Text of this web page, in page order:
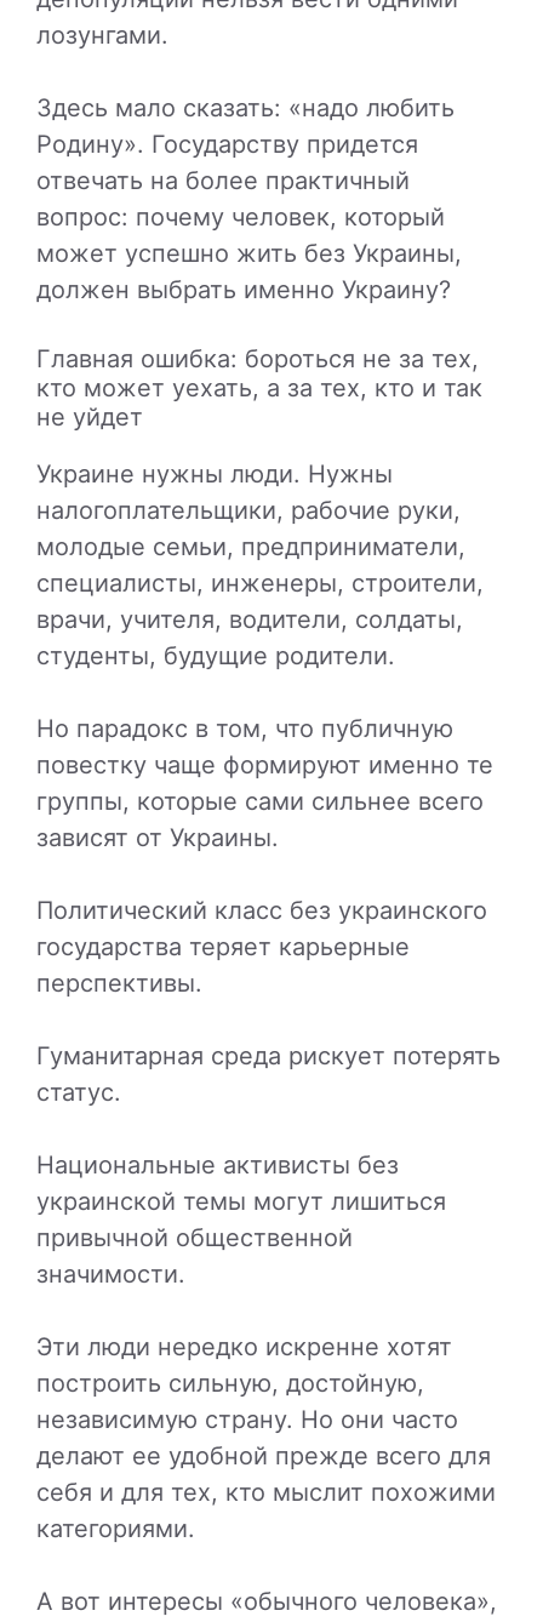
лозунгами.
Здесь мало сказать: «надо любить
Родину». Государству придется
отвечать на более практичный
вопрос: почему человек, который
может успешно жить без Украины,
должен выбрать именно Украину?
Главная ошибка: бороться не за тех,
кто может уехать, а за тех, кто и так
не уйдет
Украине нужны люди. Нужны
налогоплательщики, рабочие руки,
молодые семьи, предприниматели,
специалисты, инженеры, строители,
врачи, учителя, водители, солдаты,
студенты, будущие родители.
Но парадокс в том, что публичную
повестку чаще формируют именно те
группы, которые сами сильнее всего
зависят от Украины.
Политический класс без украинского
государства теряет карьерные
перспективы.
Гуманитарная среда рискует потерять
статус.
Национальные активисты без
украинской темы могут лишиться
привычной общественной
значимости.
Эти люди нередко искренне хотят
построить сильную, достойную,
независимую страну. Но они часто
делают ее удобной прежде всего для
себя и для тех, кто мыслит похожими
категориями.
А вот интересы «обычного человека»,